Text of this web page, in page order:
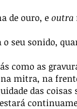
de ouro, e outra
seu sonido,
como as
na mitra, na
das